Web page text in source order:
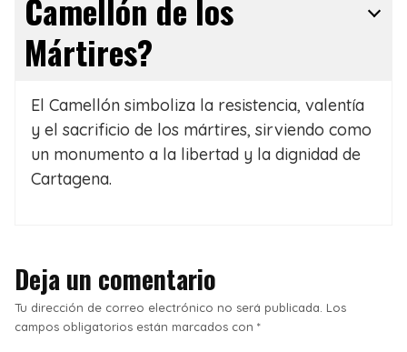
Camellón de los
Mártires?
El Camellón simboliza la resistencia, valentía
y el sacrificio de los mártires, sirviendo como
un monumento a la libertad y la dignidad de
Cartagena.
Deja un comentario
Tu dirección de correo electrónico no será publicada. Los
campos obligatorios están marcados con *